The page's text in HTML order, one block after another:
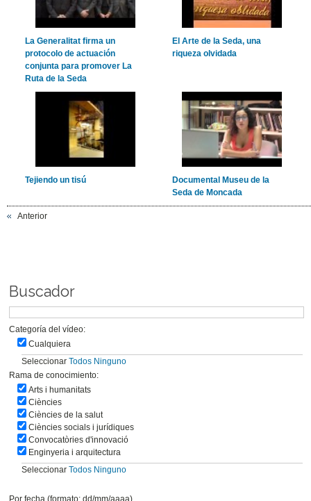
La Generalitat firma un
protocolo de actuación
conjunta para promover La
Ruta de la Seda
El Arte de la Seda, una
riqueza olvidada
Tejiendo un tisú
Documental Museu de la
Seda de Moncada
Anterior
Buscador
Categoría del vídeo:
Cualquiera
SeleccionarTodos Ninguno
Rama de conocimiento:
Arts i humanitats
Ciències
Ciències de la salut
Ciències socials i jurídiques
Convocatòries d'innovació
Enginyeria i arquitectura
SeleccionarTodos Ninguno
Por fecha (formato: dd/mm/aaaa)